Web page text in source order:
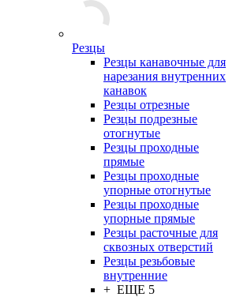
Резцы
Резцы канавочные для
нарезания внутренних
канавок
Резцы отрезные
Резцы подрезные
отогнутые
Резцы проходные
прямые
Резцы проходные
упорные отогнутые
Резцы проходные
упорные прямые
Резцы расточные для
сквозных отверстий
Резцы резьбовые
внутренние
+ ЕЩЕ 5